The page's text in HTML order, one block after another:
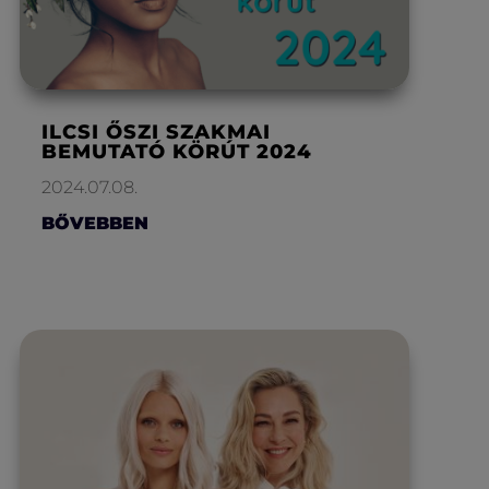
ILCSI ŐSZI SZAKMAI
BEMUTATÓ KÖRÚT 2024
2024.07.08.
BŐVEBBEN